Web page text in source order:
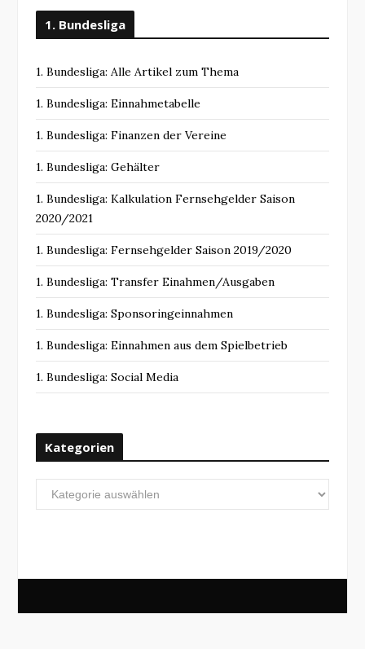
1. Bundesliga
1. Bundesliga: Alle Artikel zum Thema
1. Bundesliga: Einnahmetabelle
1. Bundesliga: Finanzen der Vereine
1. Bundesliga: Gehälter
1. Bundesliga: Kalkulation Fernsehgelder Saison
2020/2021
1. Bundesliga: Fernsehgelder Saison 2019/2020
1. Bundesliga: Transfer Einahmen/Ausgaben
1. Bundesliga: Sponsoringeinnahmen
1. Bundesliga: Einnahmen aus dem Spielbetrieb
1. Bundesliga: Social Media
Kategorien
Kategorien